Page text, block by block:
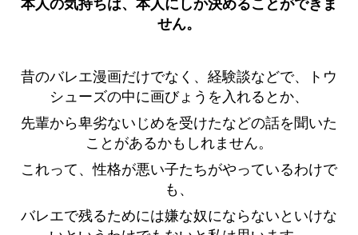
本人の気持ちは、本人にしか決めることができま
せん。
昔のバレエ漫画だけでなく、経験談などで、トウ
シューズの中に画びょうを入れるとか、
先輩から卑劣ないじめを受けたなどの話を聞いた
ことがあるかもしれません。
これって、性格が悪い子たちがやっているわけで
も、
バレエで残るためには嫌な奴にならないといけな